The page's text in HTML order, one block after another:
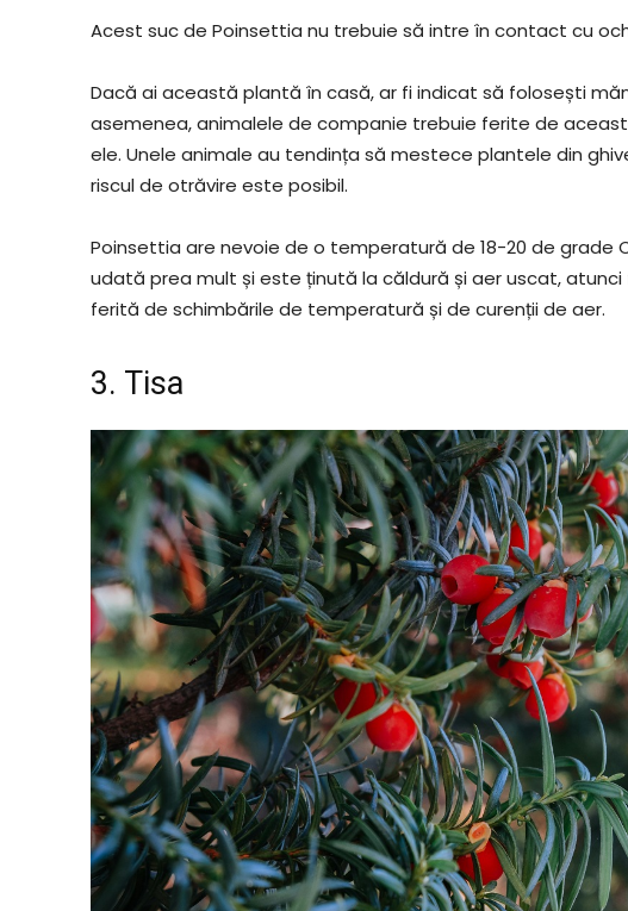
Acest suc de Poinsettia nu trebuie să intre în contact cu
Dacă ai această plantă în casă, ar fi indicat să folosești
asemenea, animalele de companie trebuie ferite de
ele. Unele animale au tendința să mestece plantele din
riscul de otrăvire este posibil.
Poinsettia are nevoie de o temperatură de 18-20 de grade
udată prea mult și este ținută la căldură și aer uscat,
ferită de schimbările de temperatură și de curenții de aer.
3. Tisa